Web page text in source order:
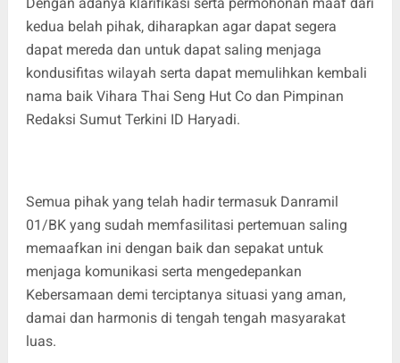
kedua belah pihak, diharapkan agar dapat segera
dapat mereda dan untuk dapat saling menjaga
kondusifitas wilayah serta dapat memulihkan kembali
nama baik Vihara Thai Seng Hut Co dan Pimpinan
Redaksi Sumut Terkini ID Haryadi.
Semua pihak yang telah hadir termasuk Danramil
01/BK yang sudah memfasilitasi pertemuan saling
memaafkan ini dengan baik dan sepakat untuk
menjaga komunikasi serta mengedepankan
Kebersamaan demi terciptanya situasi yang aman,
damai dan harmonis di tengah tengah masyarakat
luas.